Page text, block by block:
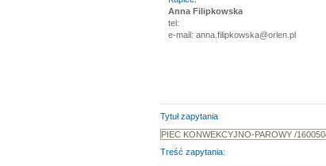
Anna Filipkowska
tel:
e-mail: anna.filipkowska@orlen.pl
Tytuł zapytania
Treść zapytania: